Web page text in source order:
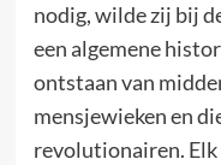
nodig, wilde zij bij
een algemene
ontstaan van
mensjewieken en
revolutionairen. Elk